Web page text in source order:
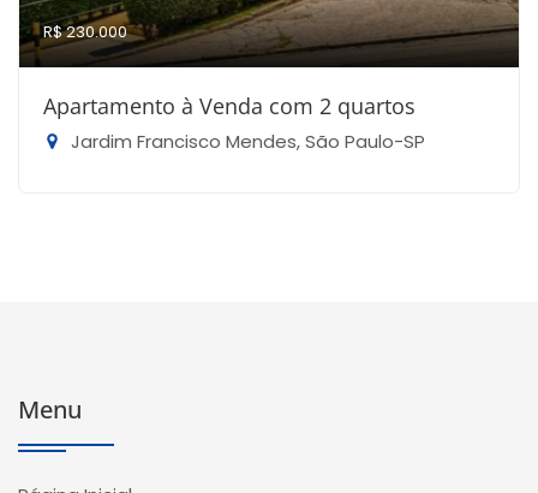
R$ 230.000
Apartamento à Venda com 2 quartos
Jardim Francisco Mendes, São Paulo-SP
Menu